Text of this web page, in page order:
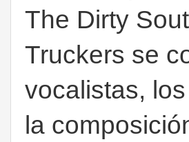
The Dirty
Truckers se
vocalistas,
la